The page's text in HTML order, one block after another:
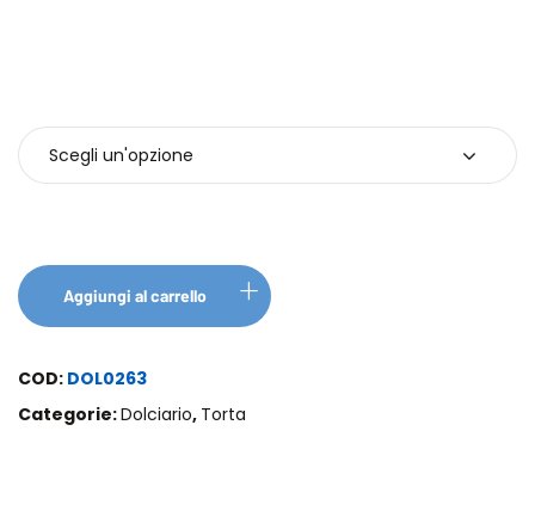
Aggiungi al carrello
COD: DOL0263
Categorie:Dolciario, Torta